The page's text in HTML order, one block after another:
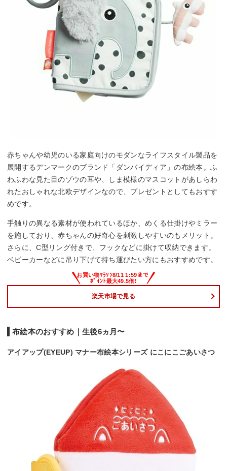
赤ちゃんや幼児のいる家庭向けのモダンなライフスタイル製品を
展開するデンマークのブランド「ダンバイディア」の布絵本。ふ
わふわな見た目のゾウの耳や、しま模様のマスコットがあしらわ
れたおしゃれな北欧デザインなので、プレゼントとしてもおすす
めです。
手触りの異なる素材が使われているほか、めくる仕掛けやミラー
を施しており、赤ちゃんの好奇心を刺激しやすいのもメリット。
さらに、C型リング付きで、フックなどに掛けて収納できます。
ベビーカーなどに吊り下げて持ち運びたい方にもおすすめです。
楽天市場で見る
布絵本のおすすめ｜生後6ヵ月〜
アイアップ(EYEUP) マナー布絵本シリーズ にこにこごあいさつ